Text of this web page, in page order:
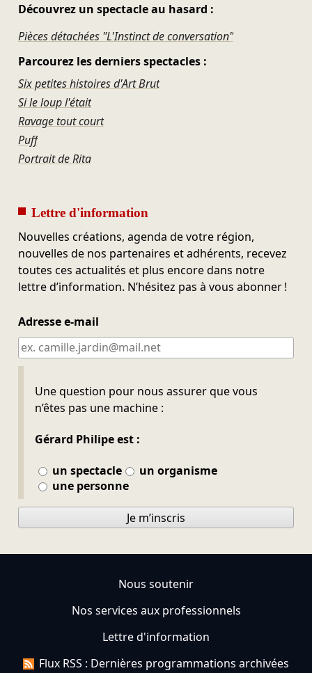
Découvrez un spectacle au hasard :
Pièces détachées "L'Instinct de conversation"
Parcourez les derniers spectacles :
Six petites histoires d'Art Brut
Si le loup l'était
Ravage tout court
Puff
Portrait de Rita
Lettre d'information
Nouvelles créations, agenda de votre région,
nouvelles de nos partenaires et adhérents, recevez
toutes ces actualités et plus encore dans notre
lettre d’information. N’hésitez pas à vous abonner !
Adresse e-mail
Une question pour nous assurer que vous
n’êtes pas une machine :
Gérard Philipe est :
un spectacle
un organisme
une personne
Ne pas remplir
Je m’inscris
Nous soutenir
Nos services aux professionnels
Lettre d'information
Flux RSS : Dernières programmations archivées